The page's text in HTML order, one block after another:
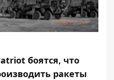
боятся, что
ракеты